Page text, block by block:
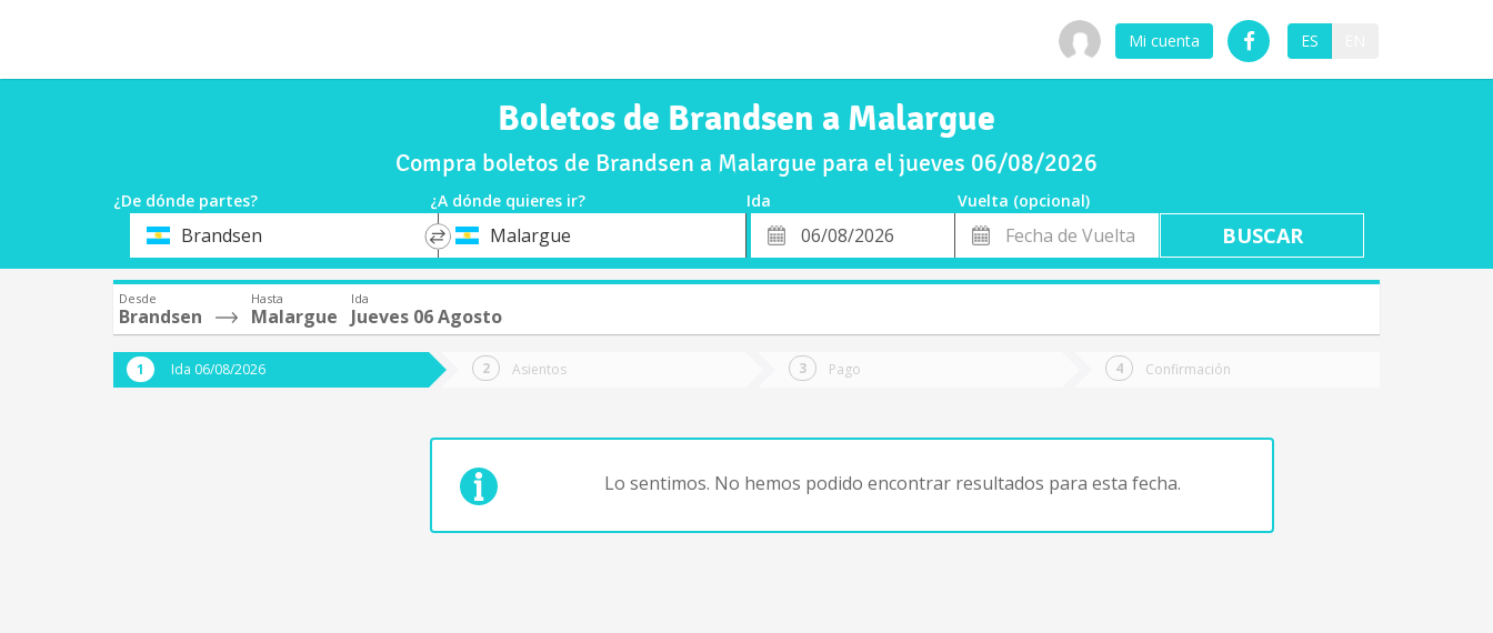
Mi cuenta ES
Boletos de Brandsen a Malargue
Compra boletos de Brandsen a Malargue para el jueves 06/08/2026
¿De dónde partes? ¿A dónde quieres ir? Ida
Vuelta (opcional)
OrigenBrandsen
*
DestinoMalargue
Fecha
de
Fecha
de
Vuelta
Desde
Brandsen
Hasta
Malargue
Ida
Jueves 06 Agosto
Ida 06/08/2026 Asientos Pago Confirmación
Lo sentimos. No hemos podido encontrar resultados para esta fecha.